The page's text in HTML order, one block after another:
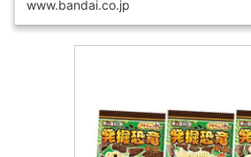
www.bandai.co.jp